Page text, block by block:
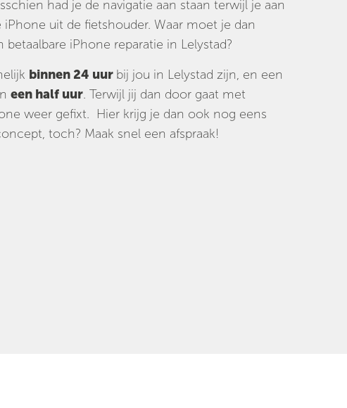
had je de navigatie aan staan terwijl je aan
iPhone uit de fietshouder. Waar moet je dan
iPhone reparatie in Lelystad?
binnen 24 uur bij jou in Lelystad zijn, en een
een half uur. Terwijl jij dan door gaat met
weer gefixt. Hier krijg je dan ook nog eens
toch? Maak snel een afspraak!